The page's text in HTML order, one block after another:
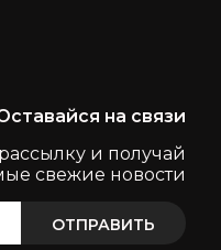
на связи
и получай
свежие новости
ОТПРАВИТЬ